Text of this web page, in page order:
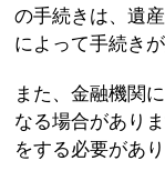
の手続きは、遺
によって手続き
また、金融機関
なる場合があり
をする必要があり